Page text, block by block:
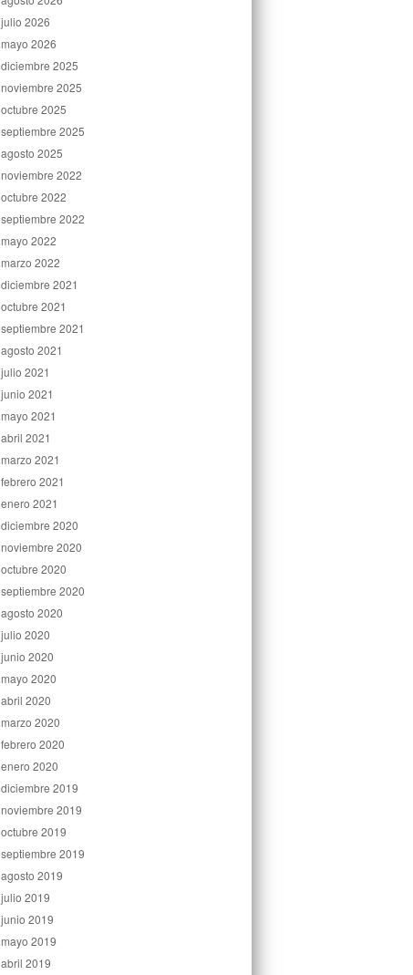
julio 2026
mayo 2026
diciembre 2025
noviembre 2025
octubre 2025
septiembre 2025
agosto 2025
noviembre 2022
octubre 2022
septiembre 2022
mayo 2022
marzo 2022
diciembre 2021
octubre 2021
septiembre 2021
agosto 2021
julio 2021
junio 2021
mayo 2021
abril 2021
marzo 2021
febrero 2021
enero 2021
diciembre 2020
noviembre 2020
octubre 2020
septiembre 2020
agosto 2020
julio 2020
junio 2020
mayo 2020
abril 2020
marzo 2020
febrero 2020
enero 2020
diciembre 2019
noviembre 2019
octubre 2019
septiembre 2019
agosto 2019
julio 2019
junio 2019
mayo 2019
abril 2019